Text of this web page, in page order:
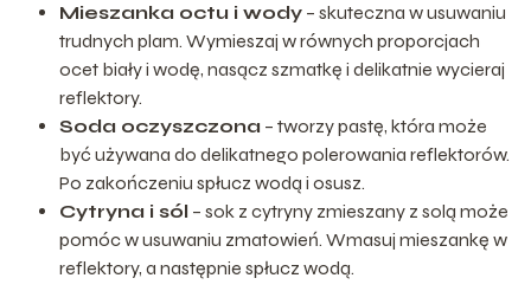
Mieszanka octu i wody– skuteczna w usuwaniu
trudnych plam. Wymieszaj w równych proporcjach
ocet biały i wodę, nasącz szmatkę i delikatnie wycieraj
reflektory.
Soda oczyszczona – tworzy pastę, która może
być używana do delikatnego polerowania reflektorów.
Po zakończeniu spłucz wodą i osusz.
Cytryna i sól – sok z cytryny zmieszany z solą może
pomóc w usuwaniu zmatowień. Wmasuj mieszankę w
reflektory, a następnie spłucz wodą.